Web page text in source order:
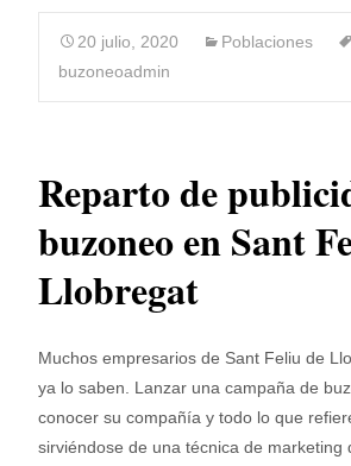
20 julio, 2020 Poblaciones
buzoneoadmin
Reparto de
buzoneo en Sant
Llobregat
Muchos empresarios de Sant Feliu de
ya lo saben. Lanzar una campaña de
conocer su compañía y todo lo que
sirviéndose de una técnica de marketing